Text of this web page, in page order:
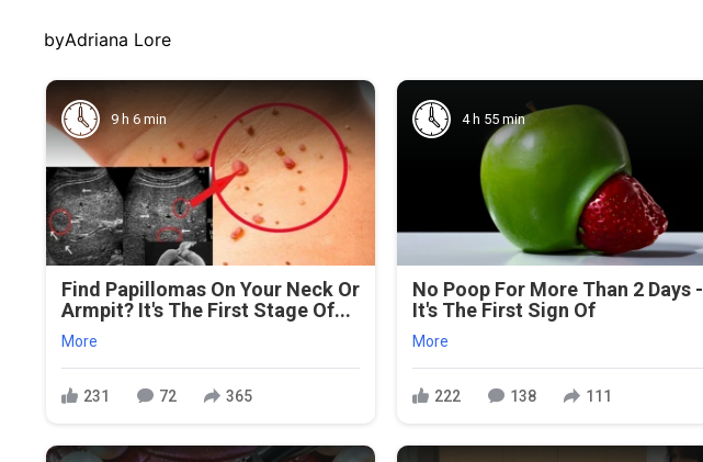
byAdriana Lore
9 h 6 min
Find Papillomas On Your Neck Or
Armpit? It's The First Stage Of...
More
231 72 365
4 h 55 min
No Poop For More Than 2 Days -
It's The First Sign Of
More
222 138 111